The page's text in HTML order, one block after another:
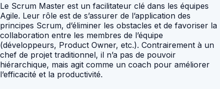
Le Scrum Master est un facilitateur clé dans les équipes
Agile. Leur rôle est de s’assurer de l’application des
principes Scrum, d’éliminer les obstacles et de favoriser la
collaboration entre les membres de l’équipe
(développeurs, Product Owner, etc.). Contrairement à un
chef de projet traditionnel, il n’a pas de pouvoir
hiérarchique, mais agit comme un coach pour améliorer
l’efficacité et la productivité.